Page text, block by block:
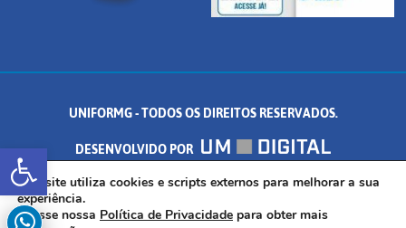
Abrir a barra de ferramentas
UNIFORMG - TODOS OS DIREITOS RESERVADOS.
DESENVOLVIDO POR
AV. DR. ARNALDO DE SENNA, 328 - PALMEIRAS, FORMIGA/MG - CEP:
35.574.530
Este site utiliza cookies e scripts externos para melhorar a sua
experiência.
Acesse nossa Política de Privacidade para obter mais